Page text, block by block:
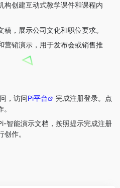
构创建互动式教学课件和课程内
稿，展示公司文化和职位要求。
营销演示，用于发布会或销售推
，访问Pi平台
完成注册登录。点
智能演示文档，按照提示完成注册
作。